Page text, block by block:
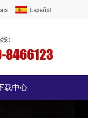
载中心